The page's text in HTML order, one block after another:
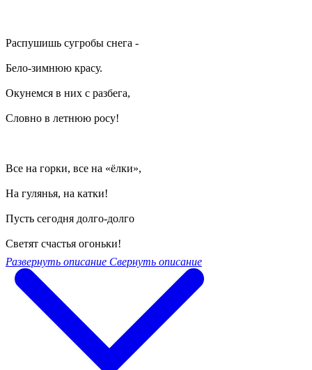
Распушишь сугробы снега -
Бело-зимнюю красу.
Окунемся в них с разбега,
Словно в летнюю росу!
Все на горки, все на «ёлки»,
На гулянья, на катки!
Пусть сегодня долго-долго
Светят счастья огоньки!
Развернуть описание Свернуть описание